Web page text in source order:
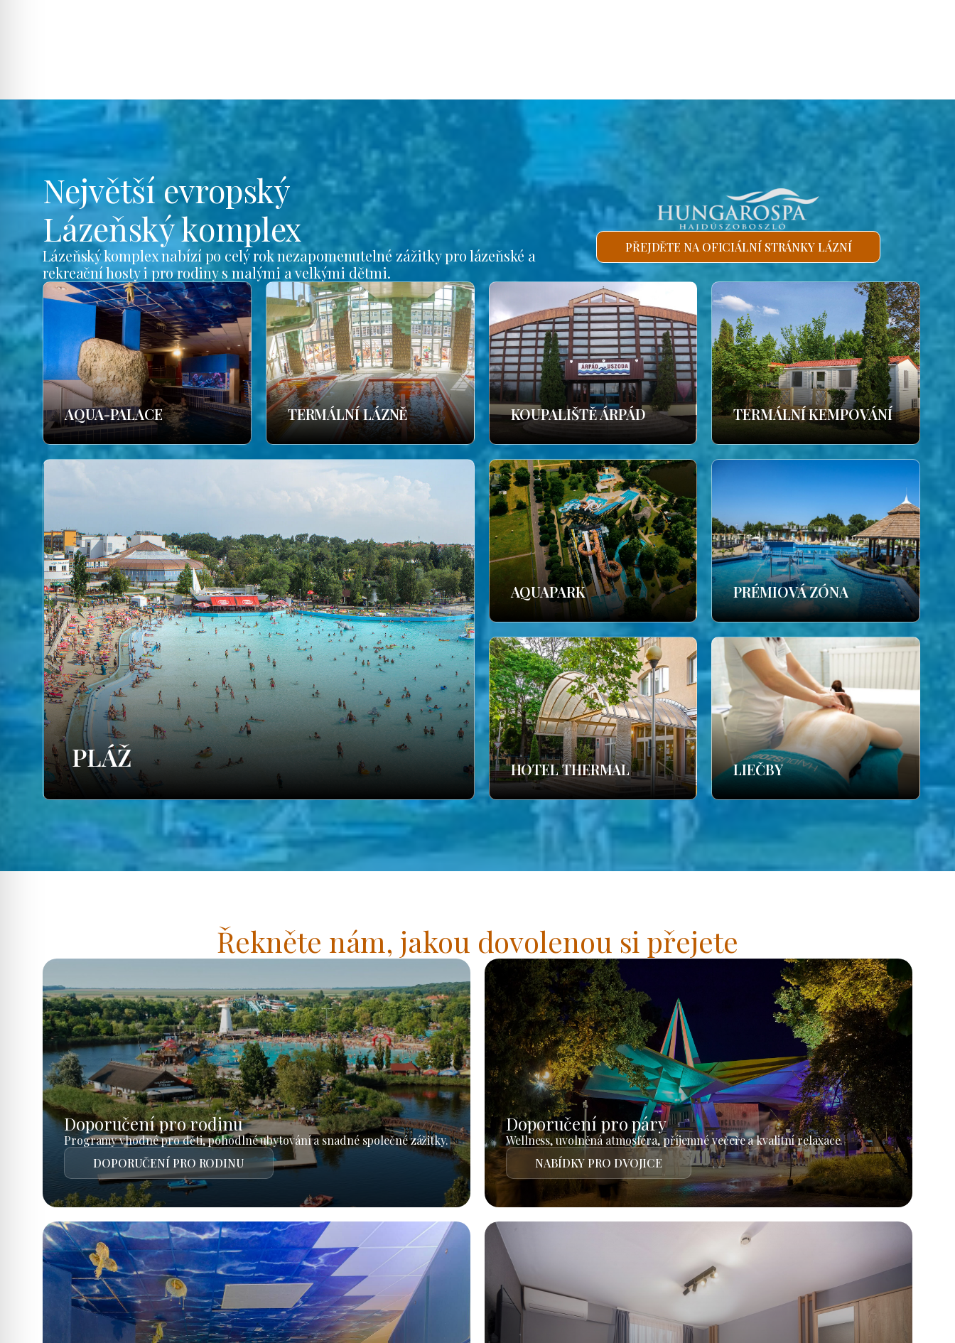
Největší evropský
Lázeňský komplex
Lázeňský komplex nabízí po celý rok nezapomenutelné zážitky pro lázeňské a
rekreační hosty i pro rodiny s malými a velkými dětmi.
PŘEJDĚTE NA OFICIÁLNÍ STRÁNKY LÁZNÍ
AQUA-PALACE TERMÁLNÍ LÁZNĚ KOUPALIŠTĚ ÁRPÁD TERMÁLNÍ KEMPOVÁNÍ
PLÁŽ
AQUAPARK PRÉMIOVÁ ZÓNA
HOTEL THERMAL LIEČBY
Řekněte nám, jakou dovolenou si přejete
Doporučení pro rodinu
Programy vhodné pro děti, pohodlné ubytování a snadné společné zážitky.
DOPORUČENÍ PRO RODINU
Doporučení pro páry
Wellness, uvolněná atmosféra, příjemné večeře a kvalitní relaxace.
NABÍDKY PRO DVOJICE